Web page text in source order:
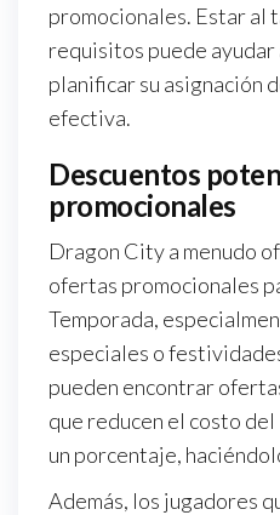
promocionales. Estar al
requisitos puede ayudar
planificar su asignación
efectiva.
Descuentos
promocionales
Dragon City a menudo
ofertas promocionales
Temporada,
especiales o
pueden encontrar
que reducen el costo del
un porcentaje,
Además, los jugadores